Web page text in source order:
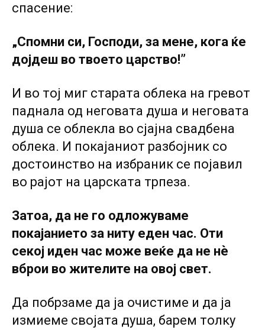
спасение:
„Спомни си, Господи, за мене, кога ќе
дојдеш во твоето царство!”
И во тој миг старата облека на гревот
паднала од неговата душа и неговата
душа се облекла во сјајна свадбена
облека. И покајаниот разбојник co
достоинство на избраник се појавил
во рајот на царската трпеза.
Затоа, да не го одложуваме
покајанието за ниту еден час. Оти
секој иден час може веќе да не нѐ
вброи во жителите на овој свет.
Да побрзаме да ја очистиме и да ја
измиеме својата душа, барем толку